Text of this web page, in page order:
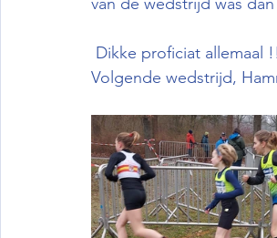
Dikke proficiat allemaal !!
Volgende wedstrijd,